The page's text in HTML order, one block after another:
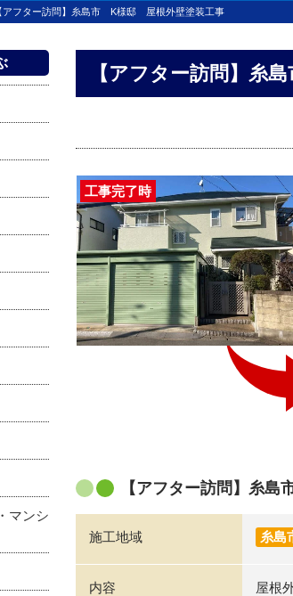
アフター訪問】糸島市 K様邸 屋根外壁塗装工事
【アフター訪問】
工事完了時
【アフター訪問】糸
施工地域 糸島
内容 屋根
マンシ